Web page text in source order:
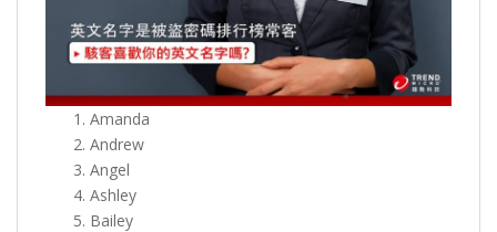
Amanda
Andrew
Angel
Ashley
Bailey